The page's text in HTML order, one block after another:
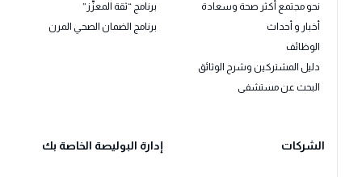
نحو مجتمع أكثر صحة وسعادة
أخبار و أحداث
الوظائف
دليل المشتركين وشرح الوثائق
البحث عن مستشفى
برنامج “ثقة المعزّز”
برنامج الضمان الصحي المرن
الشركات إدارة البوليصة الخاصة بك